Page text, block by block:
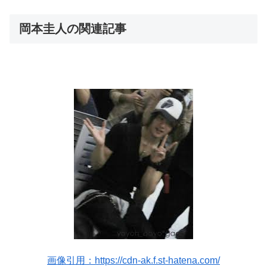
岡本圭人の関連記事
画像引用：https://cdn-ak.f.st-hatena.com/